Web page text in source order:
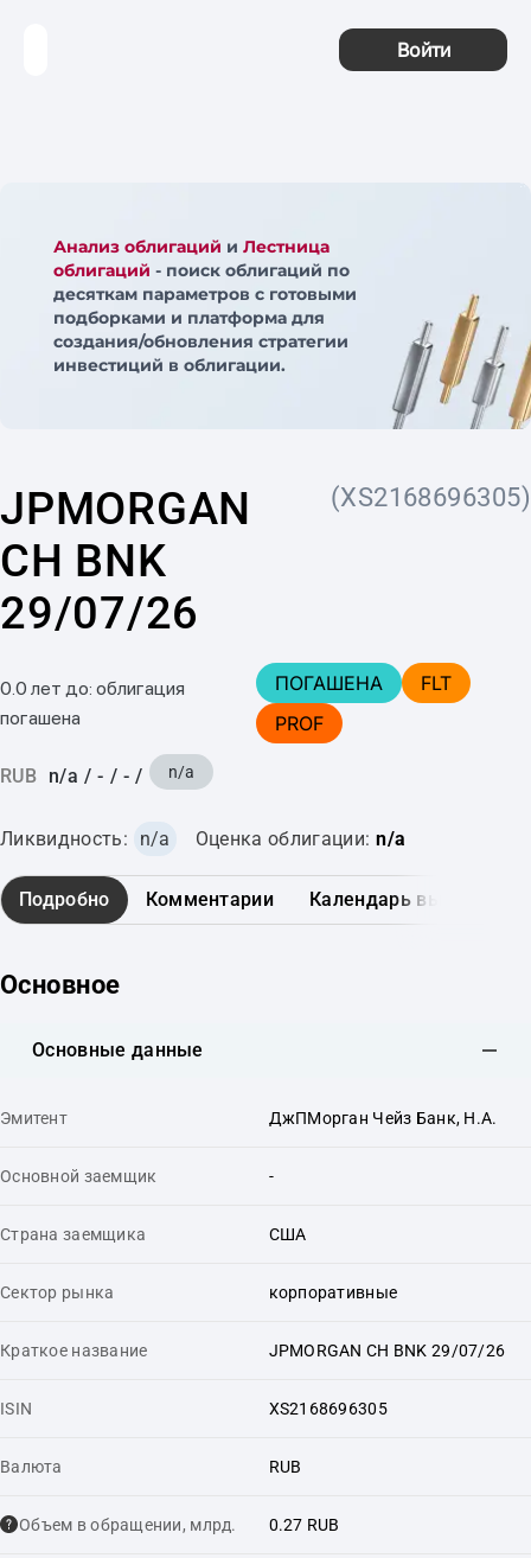
Войти
Анализ облигаций и Лестница
облигаций - поиск облигаций по
десяткам параметров с готовыми
подборками и платформа для
создания/обновления стратегии
инвестиций в облигации.
JPMORGAN
CH BNK
29/07/26
(XS2168696305)
0.0 лет до: облигация
погашена
ПОГАШЕНА
FLT
PROF
RUB n/a / - / - / n/a
Ликвидность: n/a Оценка облигации: n/a
Подробно Комментарии Календарь выплат
Основное
Основные данные
Эмитент ДжПМорган Чейз Банк, Н.А.
Основной заемщик -
Страна заемщика США
Сектор рынка корпоративные
Краткое название JPMORGAN CH BNK 29/07/26
ISIN XS2168696305
Валюта RUB
Объем в обращении, млрд. 0.27 RUB